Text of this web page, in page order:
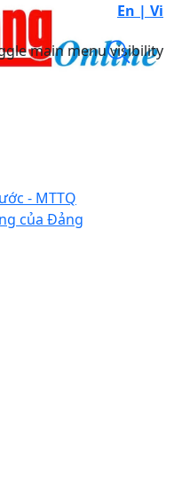
En | Vi
main menu visibility
- MTTQ
của Đảng